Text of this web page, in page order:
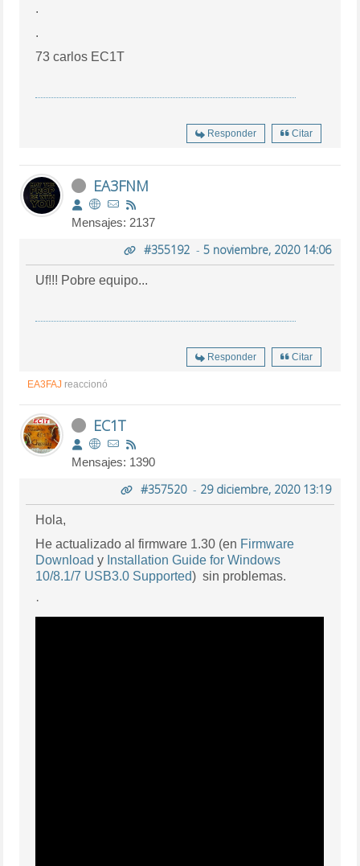
.
.
73 carlos EC1T
Responder Citar
EA3FNM
Mensajes: 2137
#355192- 5 noviembre, 2020 14:06
Uf!!! Pobre equipo...
Responder Citar
EA3FAJ reaccionó
EC1T
Mensajes: 1390
#357520- 29 diciembre, 2020 13:19
Hola,
He actualizado al firmware 1.30 (en Firmware
Download y Installation Guide for Windows
10/8.1/7 USB3.0 Supported)sin problemas.
·